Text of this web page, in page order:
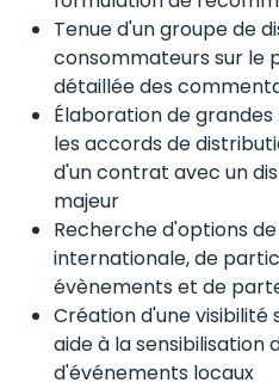
Tenue d'un groupe de
consommateurs sur le
détaillée des
Élaboration de
les accords de
d'un contrat avec un
majeur
Recherche d'options
internationale, de
évènements et de
Création d'une visibilité
aide à la sensibilisation
d'événements locaux